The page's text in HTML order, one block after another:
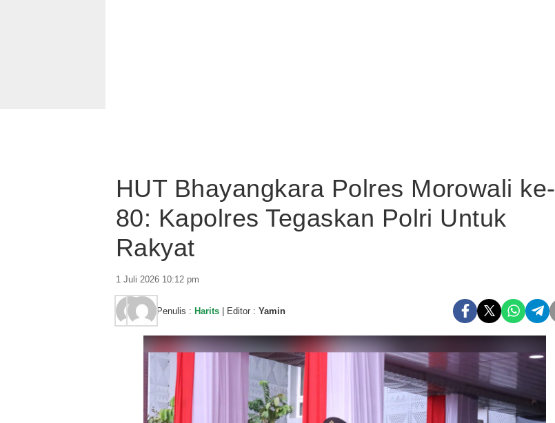
HUT Bhayangkara Polres Morowali ke-
80: Kapolres Tegaskan Polri Untuk
Rakyat
1 Juli 2026 10:12 pm
Penulis : Harits | Editor : Yamin